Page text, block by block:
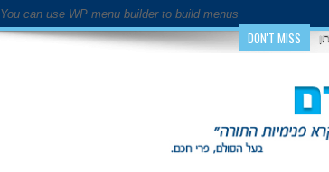
You can use WP menu builder to build menus
DON'T MISS